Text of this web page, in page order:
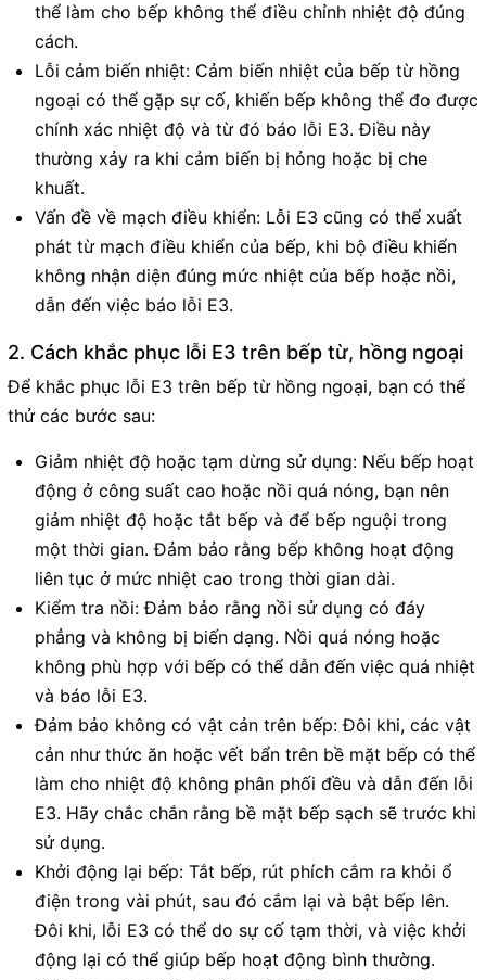
thể làm cho bếp không thể điều chỉnh nhiệt độ đúng
cách.
Lỗi cảm biến nhiệt: Cảm biến nhiệt của bếp từ hồng
ngoại có thể gặp sự cố, khiến bếp không thể đo được
chính xác nhiệt độ và từ đó báo lỗi E3. Điều này
thường xảy ra khi cảm biến bị hỏng hoặc bị che
khuất.
Vấn đề về mạch điều khiển: Lỗi E3 cũng có thể xuất
phát từ mạch điều khiển của bếp, khi bộ điều khiển
không nhận diện đúng mức nhiệt của bếp hoặc nồi,
dẫn đến việc báo lỗi E3.
2. Cách khắc phục lỗi E3 trên bếp từ, hồng ngoại
Để khắc phục lỗi E3 trên bếp từ hồng ngoại, bạn có thể
thử các bước sau:
Giảm nhiệt độ hoặc tạm dừng sử dụng: Nếu bếp hoạt
động ở công suất cao hoặc nồi quá nóng, bạn nên
giảm nhiệt độ hoặc tắt bếp và để bếp nguội trong
một thời gian. Đảm bảo rằng bếp không hoạt động
liên tục ở mức nhiệt cao trong thời gian dài.
Kiểm tra nồi: Đảm bảo rằng nồi sử dụng có đáy
phẳng và không bị biến dạng. Nồi quá nóng hoặc
không phù hợp với bếp có thể dẫn đến việc quá nhiệt
và báo lỗi E3.
Đảm bảo không có vật cản trên bếp: Đôi khi, các vật
cản như thức ăn hoặc vết bẩn trên bề mặt bếp có thể
làm cho nhiệt độ không phân phối đều và dẫn đến lỗi
E3. Hãy chắc chắn rằng bề mặt bếp sạch sẽ trước khi
sử dụng.
Khởi động lại bếp: Tắt bếp, rút phích cắm ra khỏi ổ
điện trong vài phút, sau đó cắm lại và bật bếp lên.
Đôi khi, lỗi E3 có thể do sự cố tạm thời, và việc khởi
động lại có thể giúp bếp hoạt động bình thường.